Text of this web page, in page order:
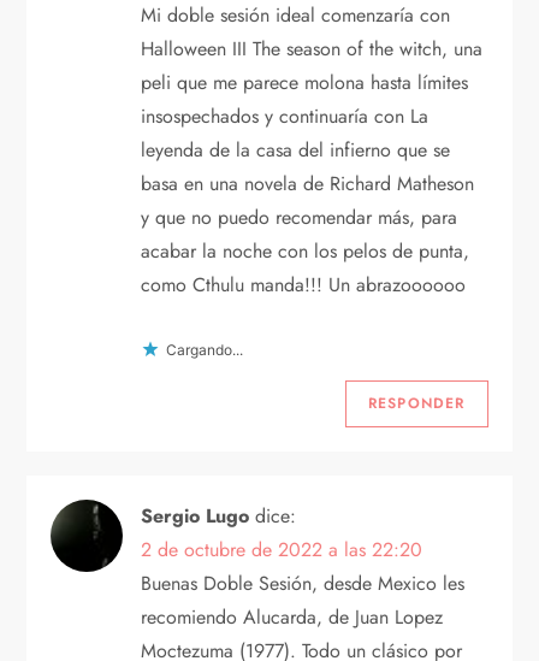
Mi doble sesión ideal comenzaría con
Halloween III The season of the witch, una
peli que me parece molona hasta límites
insospechados y continuaría con La
leyenda de la casa del infierno que se
basa en una novela de Richard Matheson
y que no puedo recomendar más, para
acabar la noche con los pelos de punta,
como Cthulu manda!!! Un abrazoooooo
Cargando...
RESPONDER
Sergio Lugo dice:
2 de octubre de 2022 a las 22:20
Buenas Doble Sesión, desde Mexico les
recomiendo Alucarda, de Juan Lopez
Moctezuma (1977). Todo un clásico por